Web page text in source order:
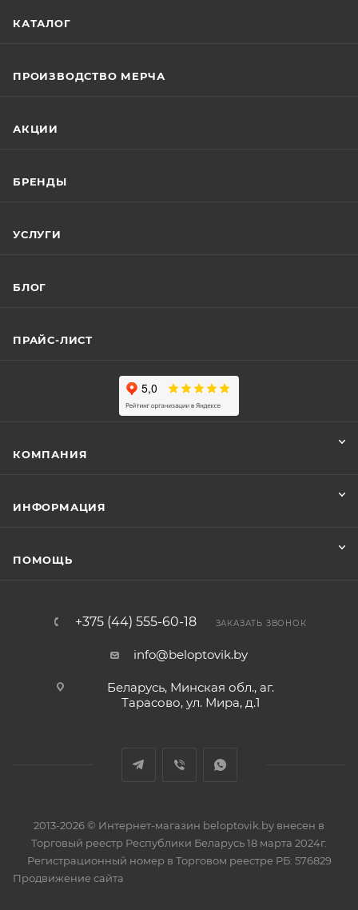
КАТАЛОГ
ПРОИЗВОДСТВО МЕРЧА
АКЦИИ
БРЕНДЫ
УСЛУГИ
БЛОГ
ПРАЙС-ЛИСТ
КОМПАНИЯ
ИНФОРМАЦИЯ
ПОМОЩЬ
+375 (44) 555-60-18 ЗАКАЗАТЬ ЗВОНОК
info@beloptovik.by
Беларусь, Минская обл., аг.
Тарасово, ул. Мира, д.1
2013-2026 © Интернет-магазин beloptovik.by внесен в
Торговый реестр Республики Беларусь 18 марта 2024г.
Регистрационный номер в Торговом реестре РБ: 576829
Продвижение сайта